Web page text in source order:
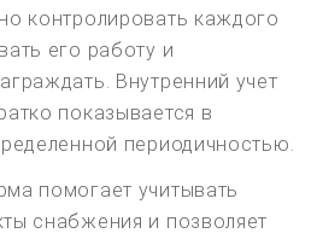
контролировать каждого
его работу и
Внутренний учет
показывается в
периодичностью.
помогает учитывать
снабжения и позволяет